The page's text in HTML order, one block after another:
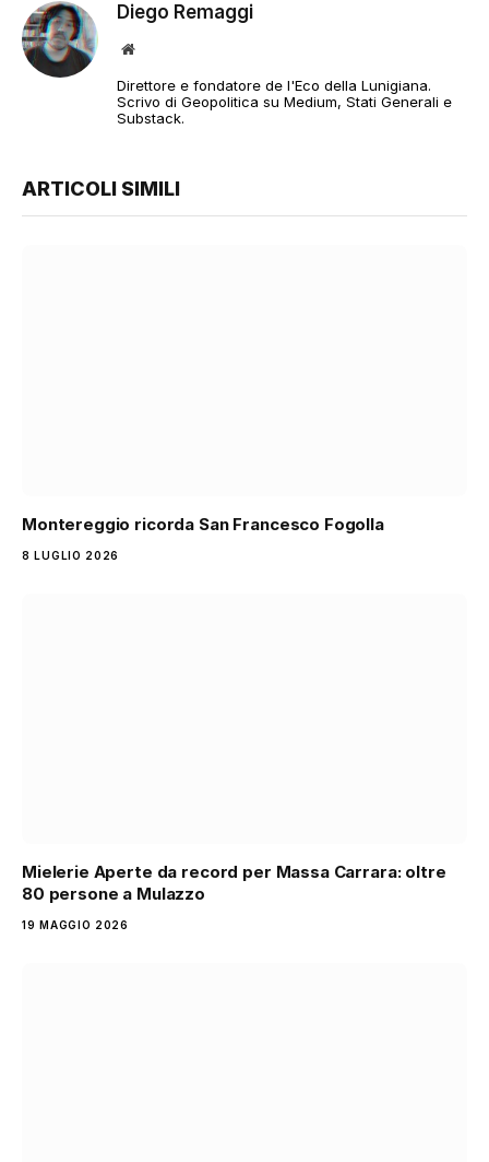
Diego Remaggi
Sito
Direttore e fondatore de l'Eco della Lunigiana.
Scrivo di Geopolitica su Medium, Stati Generali e
Substack.
ARTICOLI SIMILI
Montereggio ricorda San Francesco Fogolla
8 LUGLIO 2026
Mielerie Aperte da record per Massa Carrara: oltre
80 persone a Mulazzo
19 MAGGIO 2026